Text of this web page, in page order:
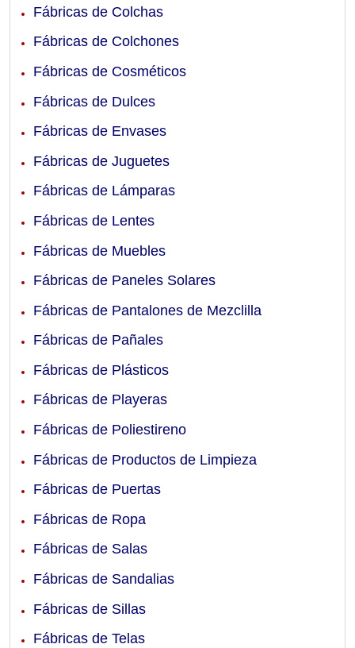
Fábricas de Colchas
Fábricas de Colchones
Fábricas de Cosméticos
Fábricas de Dulces
Fábricas de Envases
Fábricas de Juguetes
Fábricas de Lámparas
Fábricas de Lentes
Fábricas de Muebles
Fábricas de Paneles Solares
Fábricas de Pantalones de Mezclilla
Fábricas de Pañales
Fábricas de Plásticos
Fábricas de Playeras
Fábricas de Poliestireno
Fábricas de Productos de Limpieza
Fábricas de Puertas
Fábricas de Ropa
Fábricas de Salas
Fábricas de Sandalias
Fábricas de Sillas
Fábricas de Telas